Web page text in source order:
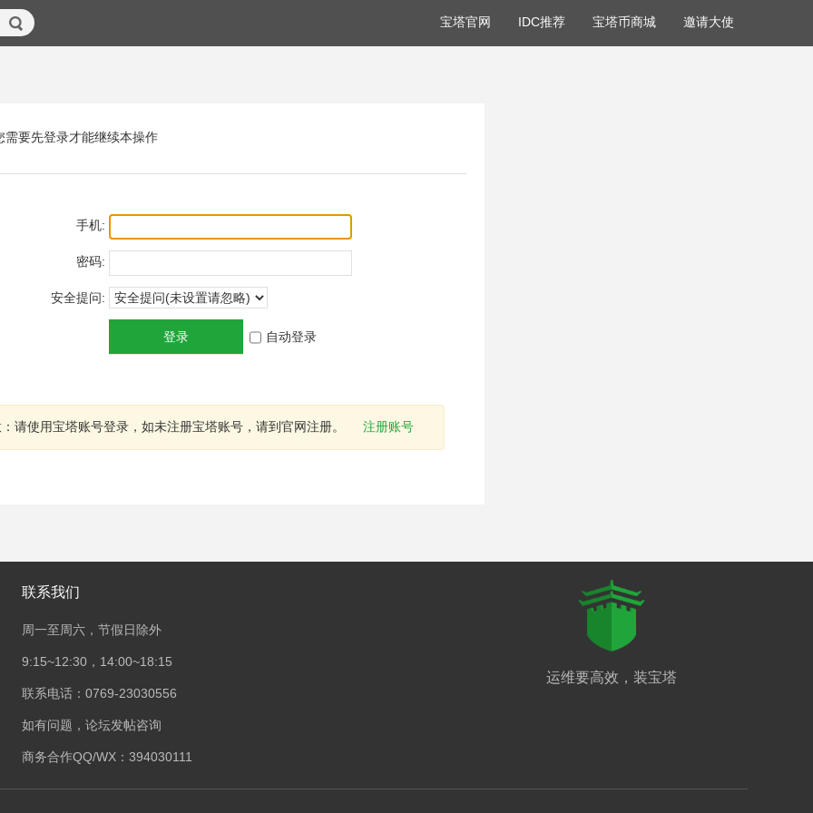
宝塔官网 IDC推荐 宝塔币商城 邀请大使
需要先登录才能继续本操作
手机:
密码:
安全提问:
登录 自动登录
请使用宝塔账号登录，如未注册宝塔账号，请到官网注册。 注册账号
联系我们
周一至周六，节假日除外
9:15~12:30，14:00~18:15
联系电话：0769-23030556
如有问题，论坛发帖咨询
商务合作QQ/WX：394030111
运维要高效，装宝塔